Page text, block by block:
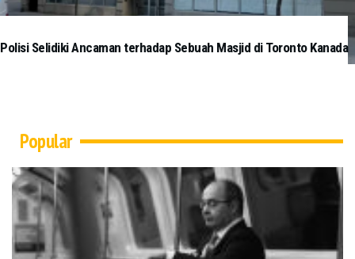
Polisi Selidiki Ancaman terhadap Sebuah Masjid di Toronto Kanada
Popular